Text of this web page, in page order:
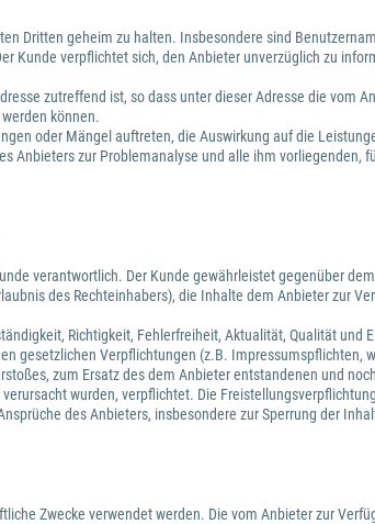
Dritten geheim zu halten. Insbesondere sind
Kunde verpflichtet sich, den Anbieter unverzüglich zu
zutreffend ist, so dass unter dieser Adresse die vom
können.
oder Mängel auftreten, die Auswirkung auf die
zur Problemanalyse und alle ihm vorliegenden,
verantwortlich. Der Kunde gewährleistet gegenüber
des Rechteinhabers), die Inhalte dem Anbieter zur
Richtigkeit, Fehlerfreiheit, Aktualität, Qualität und
gesetzlichen Verpflichtungen (z.B.
zum Ersatz des dem Anbieter entstandenen und
wurden, verpflichtet. Die
des Anbieters, insbesondere zur Sperrung der
Zwecke verwendet werden. Die vom Anbieter zur